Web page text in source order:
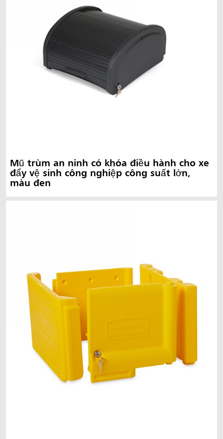
Mũ trùm an ninh có khóa điều hành cho xe
đẩy vệ sinh công nghiệp công suất lớn,
màu đen